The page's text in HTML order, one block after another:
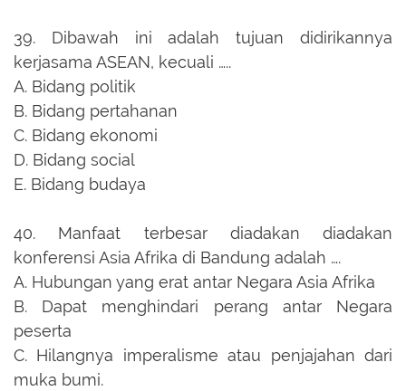
39.
Dibawah ini adalah tujuan didirikannya
kerjasama ASEAN, kecuali …..
A. Bidang politik
B. Bidang pertahanan
C. Bidang ekonomi
D. Bidang social
E. Bidang budaya
40.
Manfaat terbesar diadakan diadakan
konferensi Asia Afrika di Bandung adalah ….
A. Hubungan yang erat antar Negara Asia Afrika
B.
Dapat menghindari perang antar Negara
peserta
C. Hilangnya imperalisme atau penjajahan dari
muka bumi.